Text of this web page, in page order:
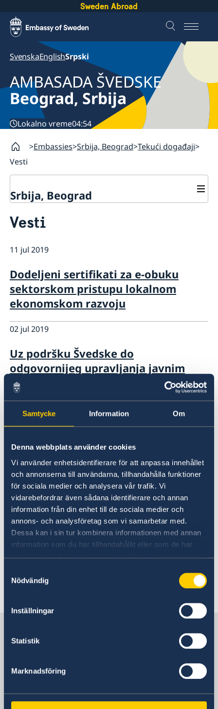
Samtycke Information Om
Denna webbplats använder cookies
Vi använder enhetsidentifierare för att anpassa innehållet
och annonserna till användarna, tillhandahålla funktioner
för sociala medier och analysera vår trafik. Vi
vidarebefordrar även sådana identifierare och annan
information från din enhet till de sociala medier och
annons- och analysföretag som vi samarbetar med.
Dessa kan i sin tur kombinera informationen med annan
information som du har tillhandahållit eller som de har
samlat in när du har använt deras tjänster.
Nödvändig
Inställningar
Statistik
Marknadsföring
Sweden Abroad
SvenskaEnglishSrpski
AMBASADA ŠVEDSKE
Beograd, Srbija
Lokalno vreme04:54
Embassies Srbija, Beograd Tekući događaji
Vesti
Srbija, Beograd
Ambasador Švedske
Kontakt
Vesti
Švedska povećava podršku Srbiji u oblasti zaštite
životne sredine za tri miliona evra
Kalendar
Švedska razvojna saradnja u Srbiji
Vesti
11 jul 2019
Dodeljeni sertifikati za e-obuku
sektorskom pristupu lokalnom
ekonomskom razvoju
02 jul 2019
Uz podršku Švedske do
odgovornijeg upravljanja javnim
finansijama u Srbiji
24 jun 2019
Srbiji
06 jun 2019
Nacionalni dan Švedske
18 apr 2019
Četvrtina učesnika izazova Eat
Smart Challenge– hranite se zdravo –
iz Srbije
«
1 2
Molimo da posetu prethodno zakažete